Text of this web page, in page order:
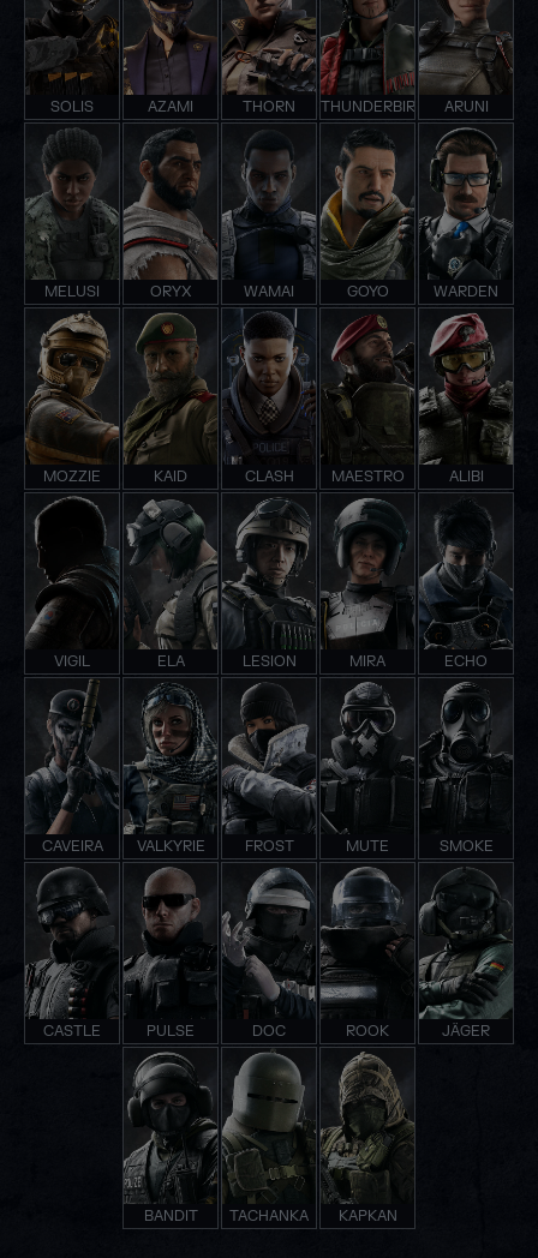
SOLIS AZAMI THORN THUNDERBIRD ARUNI
MELUSI ORYX WAMAI GOYO WARDEN
MOZZIE KAID CLASH MAESTRO ALIBI
VIGIL ELA LESION MIRA ECHO
CAVEIRA VALKYRIE FROST MUTE SMOKE
CASTLE PULSE DOC ROOK JÄGER
BANDIT TACHANKA KAPKAN